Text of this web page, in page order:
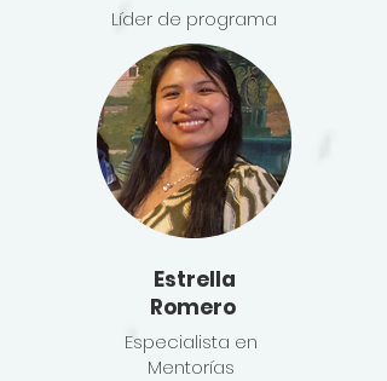
Líder de programa
Estrella
Romero
Especialista en
Mentorías